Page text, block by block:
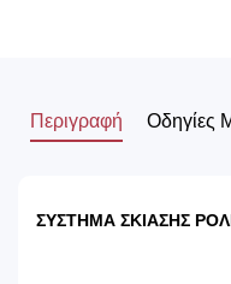
Περιγραφή Οδηγίες
ΣΥΣΤΗΜΑ ΣΚΙΑΣΗΣ